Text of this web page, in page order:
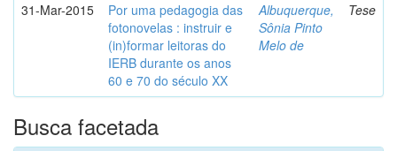
31-Mar-2015
Por uma pedagogia das
fotonovelas : instruir e
(in)formar leitoras do
IERB durante os anos
60 e 70 do século XX
Albuquerque,
Sônia Pinto
Melo de
Tese
Busca facetada